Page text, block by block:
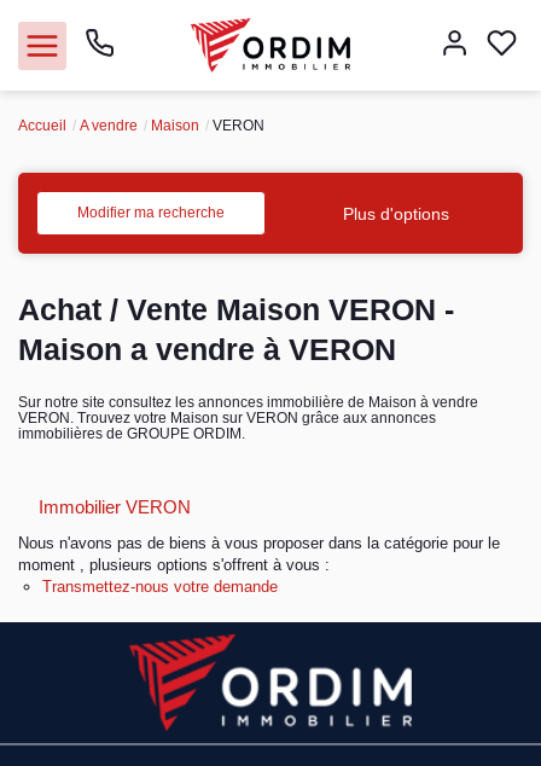
Acheter
Vendre
Immobilier pro
Syndic
Espace client
Accueil A vendre Maison VERON
Modifier ma recherche Plus d'options
Achat / Vente Maison VERON -
Maison a vendre à VERON
Sur notre site consultez les annonces immobilière de Maison à vendre
VERON. Trouvez votre Maison sur VERON grâce aux annonces
immobilières de GROUPE ORDIM.
Immobilier VERON
Nous n'avons pas de biens à vous proposer dans la catégorie pour le
moment , plusieurs options s'offrent à vous :
Transmettez-nous votre demande